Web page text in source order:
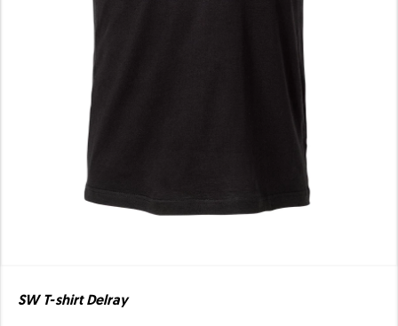
SW T-shirt Delray